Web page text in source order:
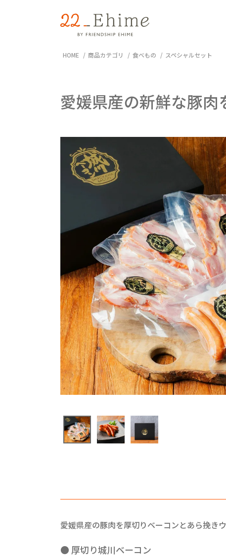
HOME 商品カテゴリ 食べもの スペシャルセット
愛媛県産の新鮮な豚
愛媛県産の豚肉を厚切りベーコンとあら挽き
● 厚切り城川ベーコン